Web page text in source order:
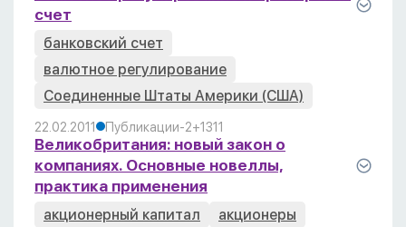
счет
банковский счет
валютное регулирование
Соединенные Штаты Америки (США)
22.02.2011 Публикации-2+1311
Великобритания: новый закон о
компаниях. Основные новеллы,
практика применения
акционерный капитал
акционеры